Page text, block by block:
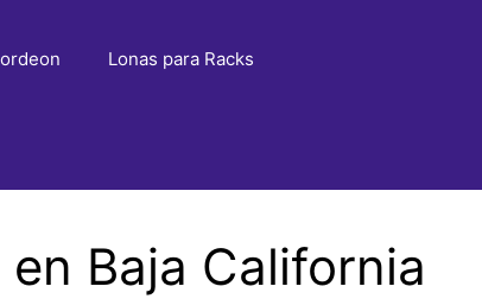
Lonas para Racks
Baja California